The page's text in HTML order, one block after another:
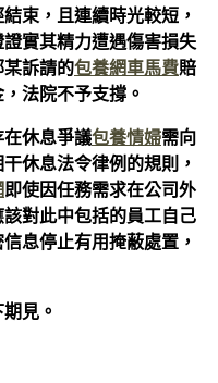
束，且連續時光較短，
實其精力遭遇傷害損失
某訴請的包養網車馬費賠
法院不予支撐。
休息爭議包養情婦需向
休息法令律例的規則，
即使因任務需求在公司外
對此中包括的員工自己
息停止有用掩蔽處置，
見。